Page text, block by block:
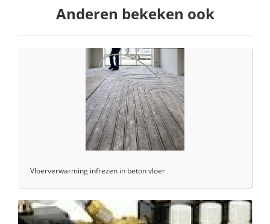
Anderen bekeken ook
Vloerverwarming infrezen in beton vloer